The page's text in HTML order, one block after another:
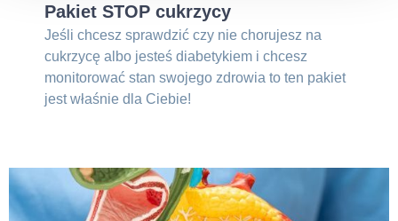
Pakiet STOP cukrzycy
Jeśli chcesz sprawdzić czy nie chorujesz na
cukrzycę albo jesteś diabetykiem i chcesz
monitorować stan swojego zdrowia to ten pakiet
jest właśnie dla Ciebie!